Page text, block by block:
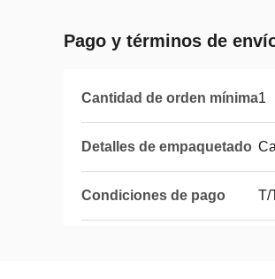
Pago y términos de
Cantidad de orden mínima1
Detalles de empaquetado
Condiciones de pago T/